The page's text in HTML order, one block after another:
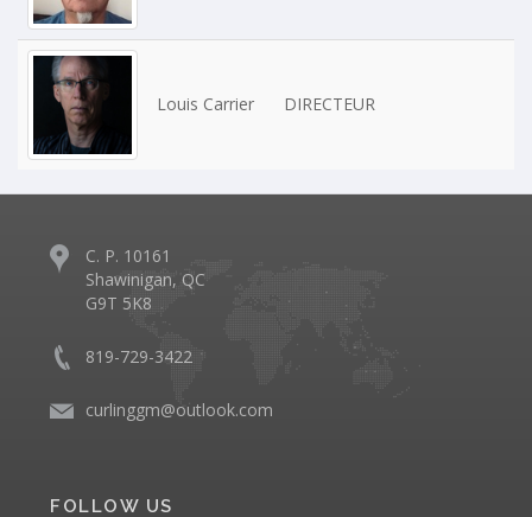
Louis Carrier DIRECTEUR
C. P. 10161
Shawinigan, QC
G9T 5K8
819-729-3422
curlinggm@outlook.com
FOLLOW US